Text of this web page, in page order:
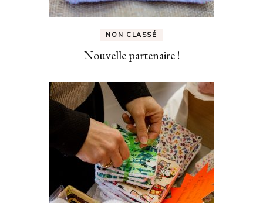
NON CLASSÉ
Nouvelle partenaire !